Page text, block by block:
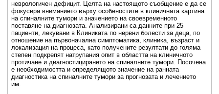
неврологичен дефицит. Целта на настоящото съобщение е да се
фокусира вниманието върху особеностите в клиничната картина
на спиналните тумори и значението на своевременното
поставяне на диагнозата. Анализирани са данните при 25
пациенти, лекувани в Клиниката по нервни болести за деца, по
отношение на първоначална симптоматика, клиника, възраст и
локализация на процеса, като получените резултати до голяма
степен подкрепят натрупания опит в областта на клиничното
протичане и диагностицирането на спиналните тумори. Посочена
е необходимостта и определящото значение на ранната
диагностика на спиналните тумори за прогнозата и лечението
им.